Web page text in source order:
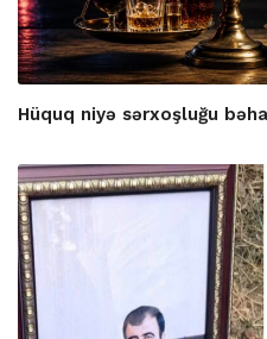
Hüquq niyə sərxoşluğu